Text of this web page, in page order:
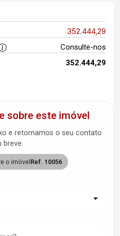
352.444,29
Consulte-nos
352.444,29
sobre este imóvel
e retornamos o seu contato
breve.
o imóvel Ref. 10056